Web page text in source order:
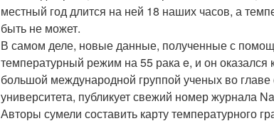
местный год длится на ней 18 наших часов, а
быть не может.
В самом деле, новые данные, полученные с
температурный режим на 55 рака e, и он
большой международной группой ученых во
университета, публикует свежий номер журнала
Авторы сумели составить карту температурного